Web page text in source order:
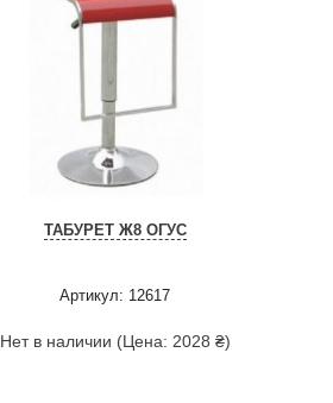
ТАБУРЕТ Ж8 ОГУС
Артикул: 12617
Нет в наличии (Цена: 2028 ₴)